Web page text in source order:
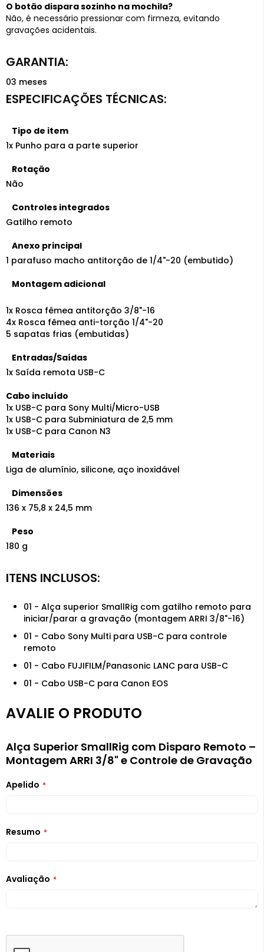
03 meses
Tipo de item
1x Punho para a parte superior
Rotação
Não
Controles integrados
Gatilho remoto
Anexo principal
1 parafuso macho antitorção de 1/4"-20 (embutido)
Montagem adicional
1x Rosca fêmea antitorção 3/8"-16
4x Rosca fêmea anti-torção 1/4"-20
5 sapatas frias (embutidas)
Entradas/Saídas
1x Saída remota USB-C
Cabo incluído
1x USB-C para Sony Multi/Micro-USB
1x USB-C para Subminiatura de 2,5 mm
1x USB-C para Canon N3
Materiais
Liga de alumínio, silicone, aço inoxidável
Dimensões
136 x 75,8 x 24,5 mm
Peso
180 g
01 - Alça superior SmallRig com gatilho remoto para
iniciar/parar a gravação (montagem ARRI 3/8"-16)
01 - Cabo Sony Multi para USB-C para controle
remoto
01 - Cabo FUJIFILM/Panasonic LANC para USB-C
01 - Cabo USB-C para Canon EOS
AVALIE O PRODUTO
Alça Superior SmallRig com Disparo Remoto –
Montagem ARRI 3/8" e Controle de Gravação
Apelido
Resumo
Avaliação
O botão dispara sozinho na mochila?
Não, é necessário pressionar com firmeza, evitando
gravações acidentais.